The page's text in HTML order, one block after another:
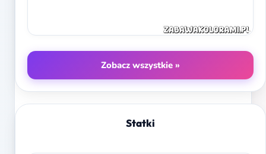
Zobacz wszystkie »
Statki